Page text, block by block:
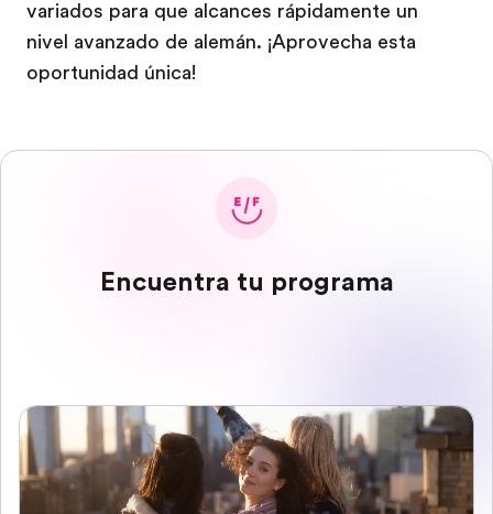
variados para que alcances rápidamente un
nivel avanzado de alemán. ¡Aprovecha esta
oportunidad única!
Encuentra tu programa